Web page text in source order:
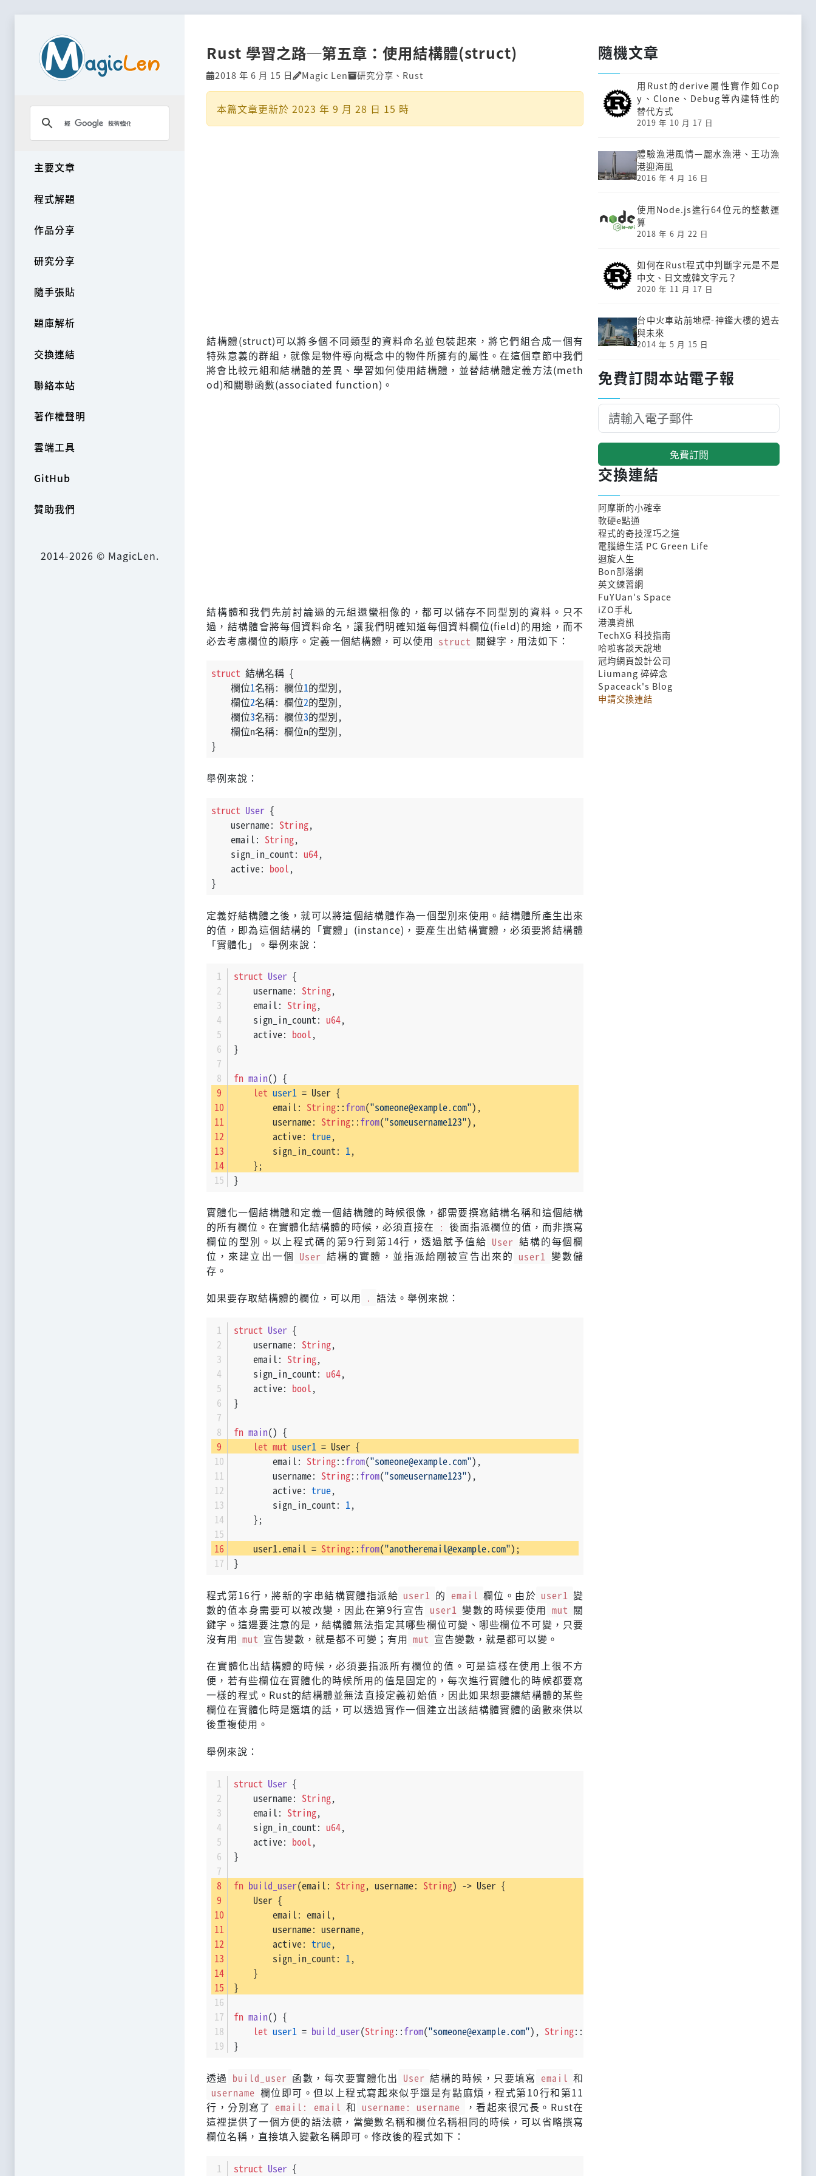
主要文章
程式解題
作品分享
研究分享
隨手張貼
題庫解析
交換連結
聯絡本站
著作權聲明
雲端工具
GitHub
贊助我們
2014-2026 © MagicLen.
Rust 學習之路─第五章：使用結構體(struct)
2018 年 6 月 15 日 Magic Len 研究分享 、 Rust
本篇文章更新於 2023 年 9 月 28 日 15 時
結構體(struct)可以將多個不同類型的資料命名並包裝起來，將它們組合成一個有
特殊意義的群組，就像是物件導向概念中的物件所擁有的屬性。在這個章節中我們
將會比較元組和結構體的差異、學習如何使用結構體，並替結構體定義方法(meth
od)和關聯函數(associated function)。
結構體和我們先前討論過的元組還蠻相像的，都可以儲存不同型別的資料。只不
過，結構體會將每個資料命名，讓我們明確知道每個資料欄位(field)的用途，而不
必去考慮欄位的順序。定義一個結構體，可以使用 struct 關鍵字，用法如下：
struct 結構名稱 {
    欄位
1名稱: 欄位1的型別,
    欄位
2名稱: 欄位2的型別,
    欄位
3名稱: 欄位3的型別,
    欄位n名稱: 欄位n的型別,
}
舉例來說：
struct User {
    username:
String,
    email:
String,
    sign_in_count:
u64,
    active:
bool,
}
定義好結構體之後，就可以將這個結構體作為一個型別來使用。結構體所產生出來
的值，即為這個結構的「實體」(instance)，要產生出結構實體，必須要將結構體
「實體化」。舉例來說：
struct User {
    username:
String,
    email:
String,
    sign_in_count:
u64,
    active:
bool,
}
fn main() {
let user1 = User {
        email:
String::from("someone@example.com"),
        username:
String::from("someusername123"),
        active:
true,
        sign_in_count:
1,
    };
}
實體化一個結構體和定義一個結構體的時候很像，都需要撰寫結構名稱和這個結構
的所有欄位。在實體化結構體的時候，必須直接在 : 後面指派欄位的值，而非撰寫
欄位的型別。以上程式碼的第9行到第14行，透過賦予值給 User 結構的每個欄
位，來建立出一個 User 結構的實體，並指派給剛被宣告出來的 user1 變數儲
存。
如果要存取結構體的欄位，可以用 . 語法。舉例來說：
struct User {
    username:
String,
    email:
String,
    sign_in_count:
u64,
    active:
bool,
}
fn main() {
let mut user1 = User {
        email:
String::from("someone@example.com"),
        username:
String::from("someusername123"),
        active:
true,
        sign_in_count:
1,
    };
    user1.email =
String::from("anotheremail@example.com");
}
程式第16行，將新的字串結構實體指派給 user1 的 email 欄位。由於 user1 變
數的值本身需要可以被改變，因此在第9行宣告 user1 變數的時候要使用 mut 關
鍵字。這邊要注意的是，結構體無法指定其哪些欄位可變、哪些欄位不可變，只要
沒有用 mut 宣告變數，就是都不可變；有用 mut 宣告變數，就是都可以變。
在實體化出結構體的時候，必須要指派所有欄位的值。可是這樣在使用上很不方
便，若有些欄位在實體化的時候所用的值是固定的，每次進行實體化的時候都要寫
一樣的程式。Rust的結構體並無法直接定義初始值，因此如果想要讓結構體的某些
欄位在實體化時是選填的話，可以透過實作一個建立出該結構體實體的函數來供以
後重複使用。
舉例來說：
struct User {
    username:
String,
    email:
String,
    sign_in_count:
u64,
    active:
bool,
}
fn build_user(email: String, username: String) -> User {
    User {
        email: email,
        username: username,
        active:
true,
        sign_in_count:
1,
    }
}
fn main() {
let user1 = build_user(String::from("someone@example.com"), String::
}
透過 build_user 函數，每次要實體化出 User 結構的時候，只要填寫 email 和
username 欄位即可。但以上程式寫起來似乎還是有點麻煩，程式第10行和第11
行，分別寫了 email: email 和 username: username
，看起來很冗長。Rust在
這裡提供了一個方便的語法糖，當變數名稱和欄位名稱相同的時候，可以省略撰寫
欄位名稱，直接填入變數名稱即可。修改後的程式如下：
struct User {
隨機文章
用Rust的derive屬性實作如Cop
y、Clone、Debug等內建特性的
替代方式
2019 年 10 月 17 日
體驗漁港風情—麗水漁港、王功漁
港迎海風
2016 年 4 月 16 日
使用Node.js進行64位元的整數運
算
2018 年 6 月 22 日
如何在Rust程式中判斷字元是不是
中文、日文或韓文字元？
2020 年 11 月 17 日
台中火車站前地標-神鑑大樓的過去
與未來
2014 年 5 月 15 日
免費訂閱本站電子報
免費訂閱
交換連結
阿摩斯的小確幸
軟硬e點通
程式的奇技淫巧之道
電腦綠生活 PC Green Life
迴旋人生
Bon部落網
英文練習網
FuYUan's Space
iZO手札
港澳資訊
TechXG 科技指南
哈啦客談天說地
冠均網頁設計公司
Liumang 碎碎念
Spaceack's Blog
申請交換連結